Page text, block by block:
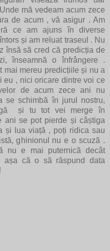
mă vedeam acum zece
de acum , vă asigur . Am
ce am ajuns în diverse
și am reluat traseul . Nu
însă să cred că predicția de
înseamnă o înfrângere .
mai mereu predicțiile și nu a
eu , nici oricare dintre voi ce
de acum zece ani nu
se schimbă în jurul nostru,
și tu tot vei merge în
ani se pot pierde și câștiga
și lua viață , poți ridica sau
ghinionul nu e o scuză .
nu e mai puternică decât
așa că o să răspund data